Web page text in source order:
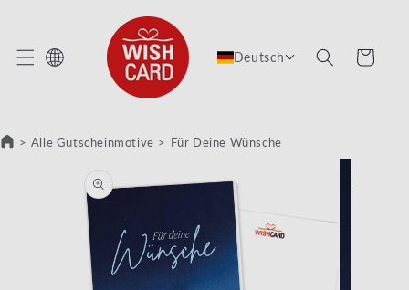
ZUM INHALT
Deutsch Warenkorb
> Alle Gutscheinmotive > Für Deine Wünsche